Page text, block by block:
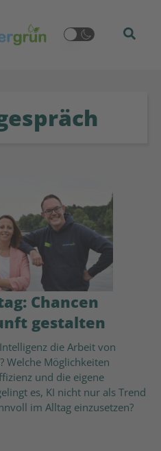
Chancen
gestalten
die Arbeit von
Welche Möglichkeiten
und die eigene
es, KI nicht nur als Trend
im Alltag einzusetzen?